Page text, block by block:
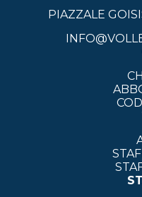
PIAZZALE